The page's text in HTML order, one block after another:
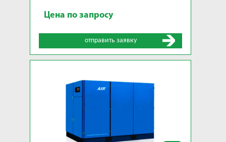
Цена по запросу
отправить заявку